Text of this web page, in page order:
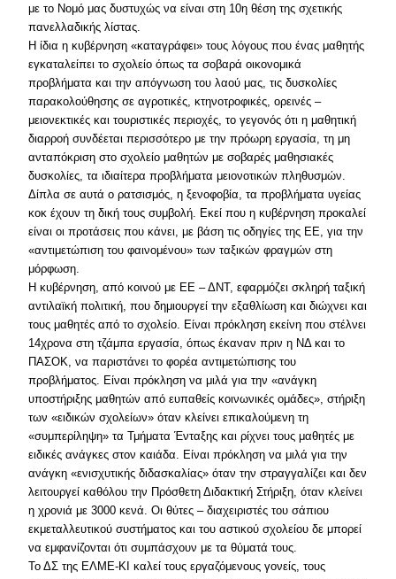
με το Νομό μας δυστυχώς να είναι στη 10η θέση της σχετικής
πανελλαδικής λίστας.
Η ίδια η κυβέρνηση «καταγράφει» τους λόγους που ένας μαθητής
εγκαταλείπει το σχολείο όπως τα σοβαρά οικονομικά
προβλήματα και την απόγνωση του λαού μας, τις δυσκολίες
παρακολούθησης σε αγροτικές, κτηνοτροφικές, ορεινές –
μειονεκτικές και τουριστικές περιοχές, το γεγονός ότι η μαθητική
διαρροή συνδέεται περισσότερο με την πρόωρη εργασία, τη μη
ανταπόκριση στο σχολείο μαθητών με σοβαρές μαθησιακές
δυσκολίες, τα ιδιαίτερα προβλήματα μειονοτικών πληθυσμών.
Δίπλα σε αυτά ο ρατσισμός, η ξενοφοβία, τα προβλήματα υγείας
κοκ έχουν τη δική τους συμβολή. Εκεί που η κυβέρνηση προκαλεί
είναι οι προτάσεις που κάνει, με βάση τις οδηγίες της ΕΕ, για την
«αντιμετώπιση του φαινομένου» των ταξικών φραγμών στη
μόρφωση.
Η κυβέρνηση, από κοινού με ΕΕ – ΔΝΤ, εφαρμόζει σκληρή ταξική
αντιλαϊκή πολιτική, που δημιουργεί την εξαθλίωση και διώχνει και
τους μαθητές από το σχολείο. Είναι πρόκληση εκείνη που στέλνει
14χρονα στη τζάμπα εργασία, όπως έκαναν πριν η ΝΔ και το
ΠΑΣΟΚ, να παριστάνει το φορέα αντιμετώπισης του
προβλήματος. Είναι πρόκληση να μιλά για την «ανάγκη
υποστήριξης μαθητών από ευπαθείς κοινωνικές ομάδες», στήριξη
των «ειδικών σχολείων» όταν κλείνει επικαλούμενη τη
«συμπερίληψη» τα Τμήματα Ένταξης και ρίχνει τους μαθητές με
ειδικές ανάγκες στον καιάδα. Είναι πρόκληση να μιλά για την
ανάγκη «ενισχυτικής διδασκαλίας» όταν την στραγγαλίζει και δεν
λειτουργεί καθόλου την Πρόσθετη Διδακτική Στήριξη, όταν κλείνει
η χρονιά με 3000 κενά. Οι θύτες – διαχειριστές του σάπιου
εκμεταλλευτικού συστήματος και του αστικού σχολείου δε μπορεί
να εμφανίζονται ότι συμπάσχουν με τα θύματά τους.
Το ΔΣ της ΕΛΜΕ-ΚΙ καλεί τους εργαζόμενους γονείς, τους